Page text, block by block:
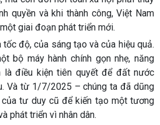
quyền và khi thành công, Việt Nam
giai đoạn phát triển mới.
độ, của sáng tạo và của hiệu quả.
bộ máy hành chính gọn nhẹ, năng
là điều kiện tiên quyết để đất nước
Và từ 1/7/2025 – chúng ta đã dũng
tư duy cũ để kiến tạo một tương
phát triển vì nhân dân.